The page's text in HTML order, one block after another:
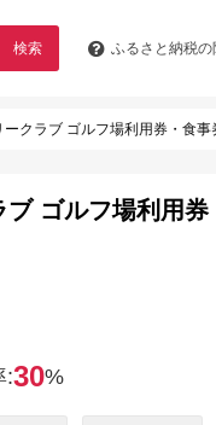
検索 ふるさと納税の
クラブ ゴルフ場利用券・食
ゴルフ場利用
:30%